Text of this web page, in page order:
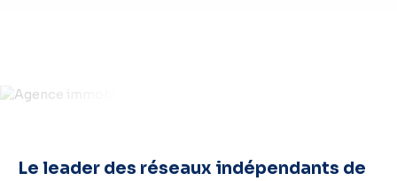
Le leader des réseaux indépendants de